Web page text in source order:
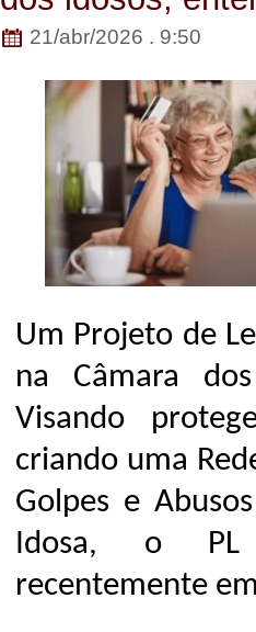
21/abr/2026 . 9:50
Um Projeto de
na Câmara
Visando
criando uma
Golpes e
Idosa, o PL
recentemente